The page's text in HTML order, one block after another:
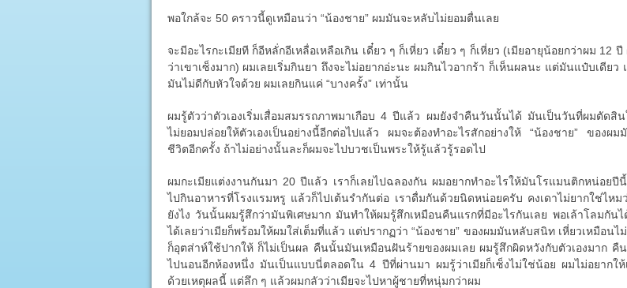
พอใกล้จะ 50 คราวนี้ดูเหมือนว่า “น้องชาย” ผมมันจะหลับไม่ยอมตื่นเลย
จะมีอะไรกะเมียที ก็อีหลั่กอีเหลื่อเหลือเกิน เดี๋ยว ๆ ก็เหี่ยว เดี๋ยว ๆ ก็เหี่ยว (เมียอายุน้อยกว่าผม 12 ปี
ว่าเขาเซ็งมาก) ผมเลยเริ่มกินยา ถึงจะไม่อยากอ่ะนะ ผมกินไวอากร้า ก็เห็นผลนะ แต่มันแป๋บเดียว
มันไม่ดีกับหัวใจด้วย ผมเลยกินแค่ “บางครั้ง” เท่านั้น
ผมรู้ตัวว่าตัวเองเริ่มเสื่อมสมรรถภาพมาเกือบ 4 ปีแล้ว ผมยังจำคืนวันนั้นได้ มันเป็นวันที่ผมตัดสิน
ไม่ยอมปล่อยให้ตัวเองเป็นอย่างนี้อีกต่อไปแล้ว ผมจะต้องทำอะไรสักอย่างให้ “น้องชาย” ของผม
ชีวิตอีกครั้ง ถ้าไม่อย่างนั้นละก็ผมจะไปบวชเป็นพระให้รู้แล้วรู้รอดไป
ผมกะเมียแต่งงานกันมา 20 ปีแล้ว เราก็เลยไปฉลองกัน ผมอยากทำอะไรให้มันโรแมนติกหน่อยปี
ไปกินอาหารที่โรงแรมหรู แล้วก็ไปเต้นรำกันต่อ เราดื่มกันด้วยนิดหน่อยครับ คงเดาไม่ยากใช่ไหม
ยังไง วันนั้นผมรู้สึกว่ามันพิเศษมาก มันทำให้ผมรู้สึกเหมือนคืนแรกที่มีอะไรกันเลย พอเล้าโลมกัน
ได้เลยว่าเมียก็พร้อมให้ผมใส่เต็มที่แล้ว แต่ปรากฏว่า “น้องชาย” ของผมมันหลับสนิท เหี่ยวเหมือนไ
ก็อุตส่าห์ใช้ปากให้ ก็ไม่เป็นผล คืนนั้นมันเหมือนฝันร้ายของผมเลย ผมรู้สึกผิดหวังกับตัวเองมาก คื
ไปนอนอีกห้องหนึ่ง มันเป็นแบบนี่ตลอดใน 4 ปีที่ผ่านมา ผมรู้ว่าเมียก็เซ็งไม่ใช่น้อย ผมไม่อยากให้
ด้วยเหตุผลนี้ แต่ลึก ๆ แล้วผมกลัวว่าเมียจะไปหาผู้ชายที่หนุ่มกว่าผม